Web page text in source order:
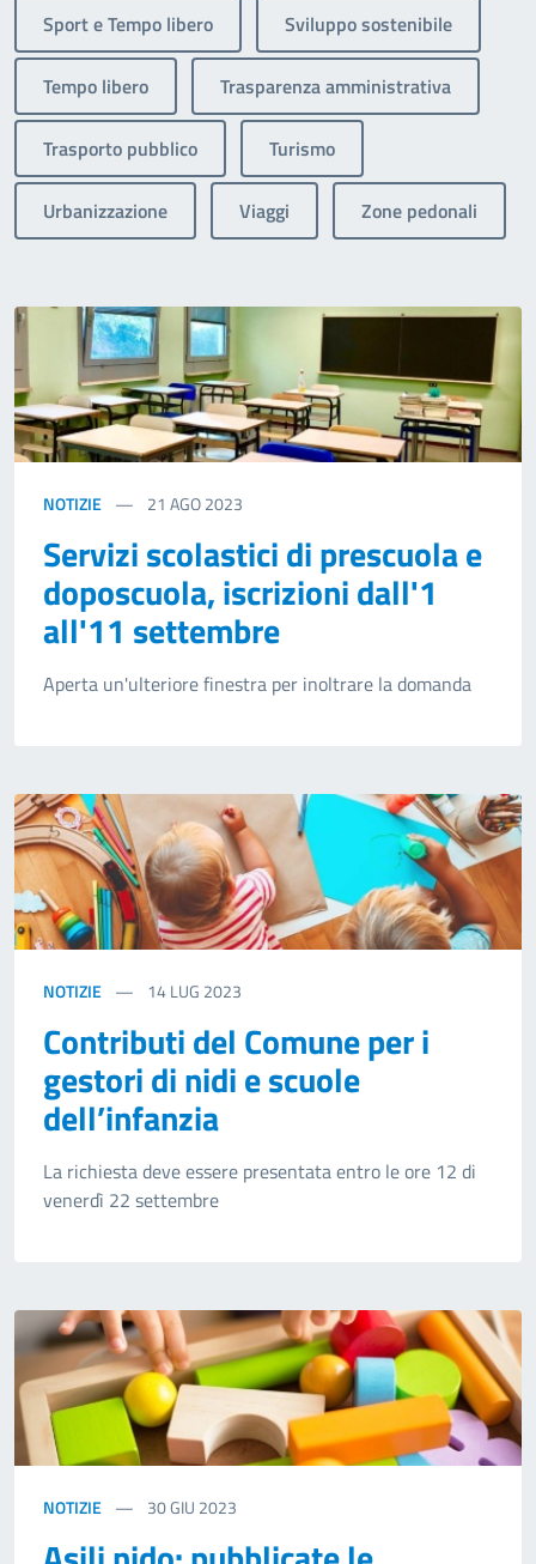
Sport e Tempo libero Sviluppo sostenibile
Tempo libero Trasparenza amministrativa
Trasporto pubblico Turismo
Urbanizzazione Viaggi Zone pedonali
NOTIZIE 21 AGO 2023
Servizi scolastici di prescuola e
doposcuola, iscrizioni dall'1
all'11 settembre
Aperta un'ulteriore finestra per inoltrare la domanda
NOTIZIE 14LUG 2023
Contributi del Comune per i
gestori di nidi e scuole
dell’infanzia
La richiesta deve essere presentata entro le ore 12 di
venerdì 22 settembre
NOTIZIE 30GIU 2023